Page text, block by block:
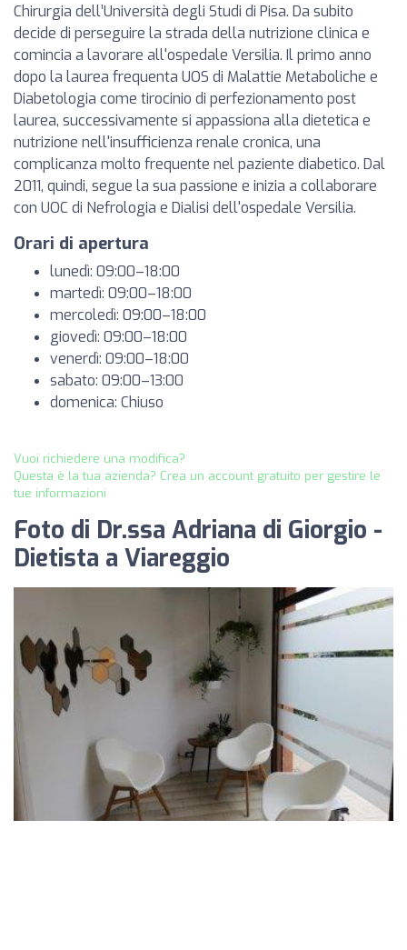
Chirurgia dell’Università degli Studi di Pisa. Da subito
decide di perseguire la strada della nutrizione clinica e
comincia a lavorare all'ospedale Versilia. Il primo anno
dopo la laurea frequenta UOS di Malattie Metaboliche e
Diabetologia come tirocinio di perfezionamento post
laurea, successivamente si appassiona alla dietetica e
nutrizione nell'insufficienza renale cronica, una
complicanza molto frequente nel paziente diabetico. Dal
2011, quindi, segue la sua passione e inizia a collaborare
con UOC di Nefrologia e Dialisi dell'ospedale Versilia.
Orari di apertura
lunedì: 09:00–18:00
martedì: 09:00–18:00
mercoledì: 09:00–18:00
giovedì: 09:00–18:00
venerdì: 09:00–18:00
sabato: 09:00–13:00
domenica: Chiuso
Vuoi richiedere una modifica?
Questa è la tua azienda? Crea un account gratuito per gestire le
tue informazioni
Foto di Dr.ssa Adriana di Giorgio -
Dietista a Viareggio